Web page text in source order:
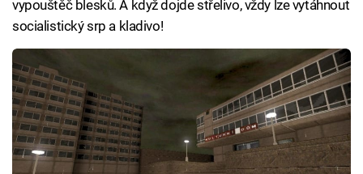
vypouštěč blesků. A když dojde střelivo, vždy lze vytáhnout
socialistický srp a kladivo!